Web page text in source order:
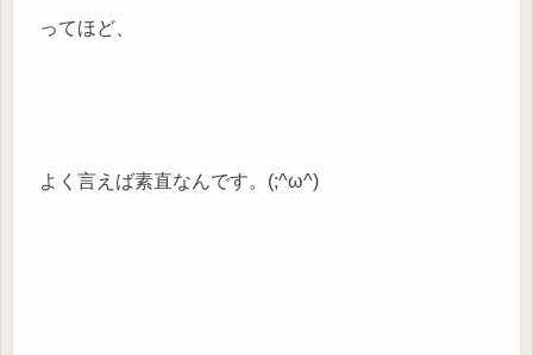
ってほど、
よく言えば素直なんです。(;^ω^)